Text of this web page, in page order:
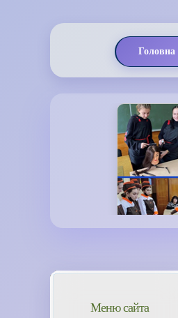
Головна
Меню сайта